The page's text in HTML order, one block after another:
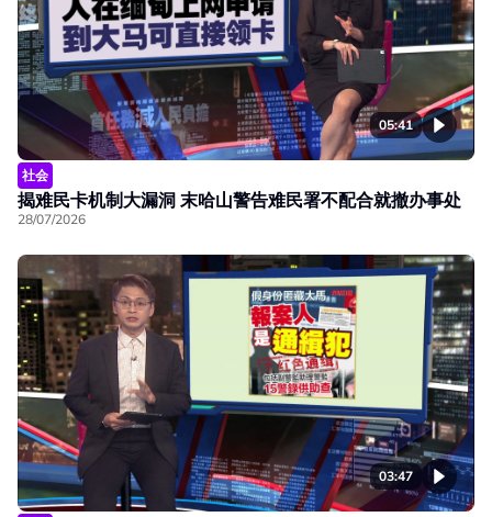
05:41
社会
揭难民卡机制大漏洞 末哈山警告难民署不配合就撤办事处
28/07/2026
03:47